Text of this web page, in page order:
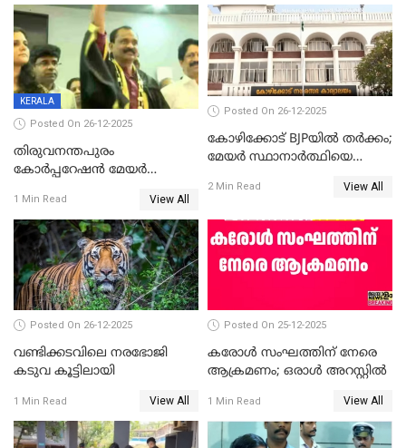
ഡെപ്യൂട്ടി മേയർ സ്ഥാനത്ത്
താഹിറിന് വിജയം
തന്നെ വിശദീകരിയ്ക്കുന്നു;
സത്യമിതാണ്
KERALA
Posted On 26-12-2025
തിരുവനന്തപുരം
കോര്‍പ്പറേഷന്‍ മേയര്‍
ഹൈക്കോടതിയിലേക്ക്;
സത്യപ്രതിജ്ഞ ചടങ്ങില്‍
ചട്ടലംഘനമെന്ന് പാർട്ടി
1 Min Read View All
Posted On 26-12-2025
കോഴിക്കോട് BJPയിൽ തർക്കം;
മേയർ സ്ഥാനാർത്ഥിയെ
2 Min Read View All
Posted On 26-12-2025
വണ്ടിക്കടവിലെ നരഭോജി
കടുവ കൂട്ടിലായി
1 Min Read View All
Posted On 25-12-2025
കരോള്‍ സംഘത്തിന് നേരെ
ആക്രമണം; ഒരാള്‍ അറസ്റ്റില്‍
1 Min Read View All